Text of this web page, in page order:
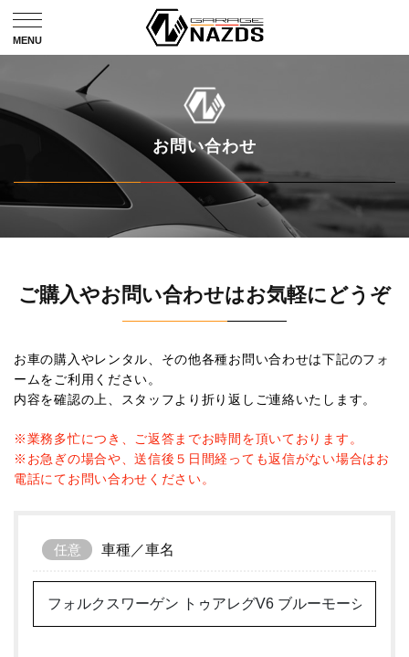
お問い合わせ
ご購入やお問い合わせはお気軽にどうぞ
お車の購入やレンタル、その他各種お問い合わせは下記のフォ
ームをご利用ください。
内容を確認の上、スタッフより折り返しご連絡いたします。
※業務多忙につき、ご返答までお時間を頂いております。
※お急ぎの場合や、送信後５日間経っても返信がない場合はお
電話にてお問い合わせください。
車種／車名